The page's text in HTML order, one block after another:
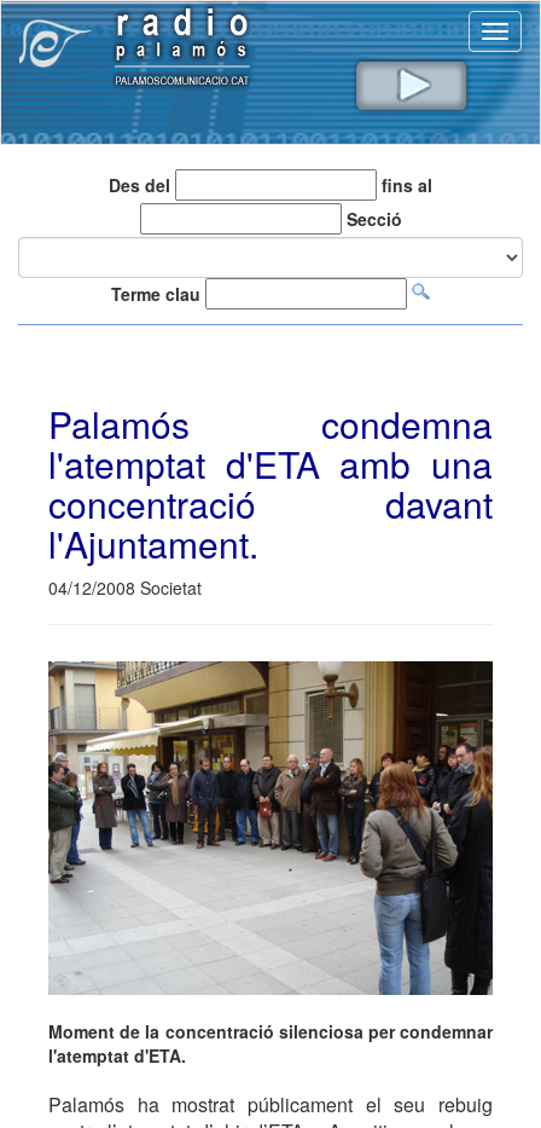
Des del
fins al
Secció
Terme clau
Palamós condemna
l'atemptat d'ETA amb una
concentració davant
l'Ajuntament.
04/12/2008 Societat
Moment de la concentració silenciosa per condemnar
l'atemptat d'ETA.
Palamós ha mostrat públicament el seu rebuig